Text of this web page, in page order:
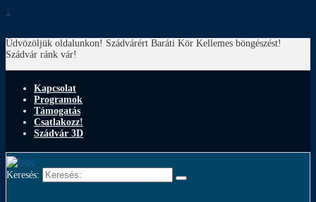
↓
Üdvözöljük oldalunkon! Szádvárért Baráti Kör Kellemes böngészést!
Szádvár ránk vár!
Kapcsolat
Programok
Támogatás
Csatlakozz!
Szádvár 3D
Keresés: